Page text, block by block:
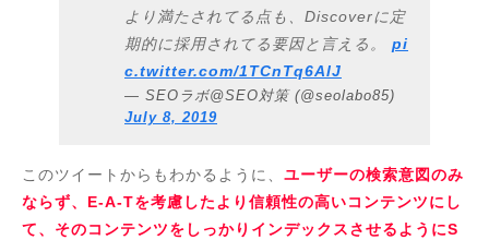
より満たされてる点も、Discoverに定
期的に採用されてる要因と言える。 pi
c.twitter.com/1TCnTq6AlJ
— SEOラボ@SEO対策 (@seolabo85)
July 8, 2019
このツイートからもわかるように、 ユーザーの検索意図のみ
ならず、E-A-Tを考慮したより信頼性の高いコンテンツにし
て、そのコンテンツをしっかりインデックスさせるようにS